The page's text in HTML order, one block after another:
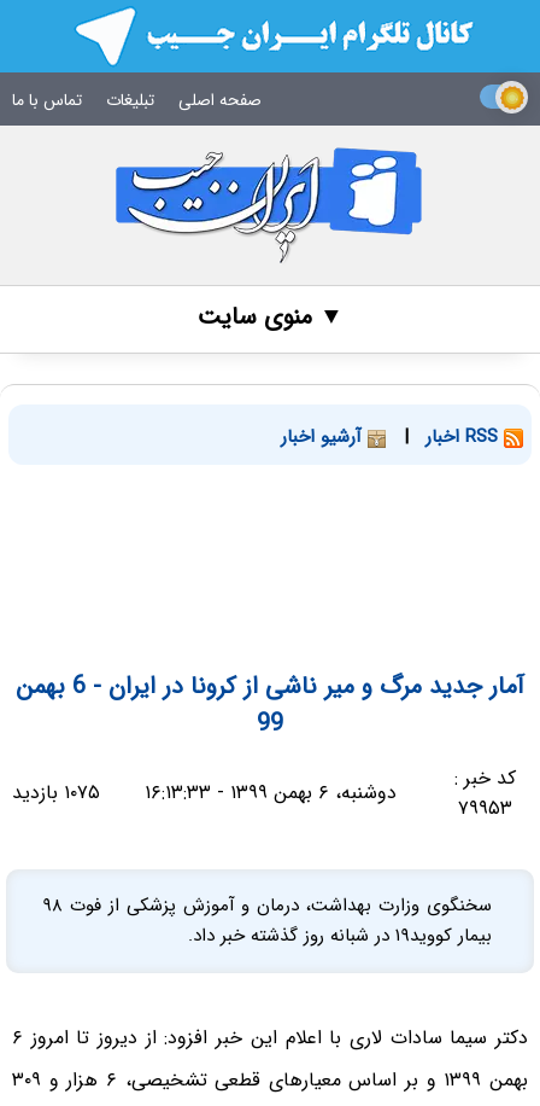
صفحه اصلی تبلیغات تماس با ما
▼ منوی سایت
| آرشیو اخبار
آمار جدید مرگ و میر ناشی از کرونا در ایران - 6 بهمن
99
کد خبر :
۷۹۹۵۳
دوشنبه، ۶ بهمن ۱۳۹۹ - ۱۶:۱۳:۳۳ ۱۰۷۵ بازدید
سخنگوی وزارت بهداشت، درمان و آموزش پزشکی از فوت ۹۸
بیمار کووید۱۹ در شبانه روز گذشته خبر داد.
دکتر سیما سادات لاری با اعلام این خبر افزود: از دیروز تا امروز ۶
بهمن ۱۳۹۹ و بر اساس معیارهای قطعی تشخیصی، ۶ هزار و ۳۰۹